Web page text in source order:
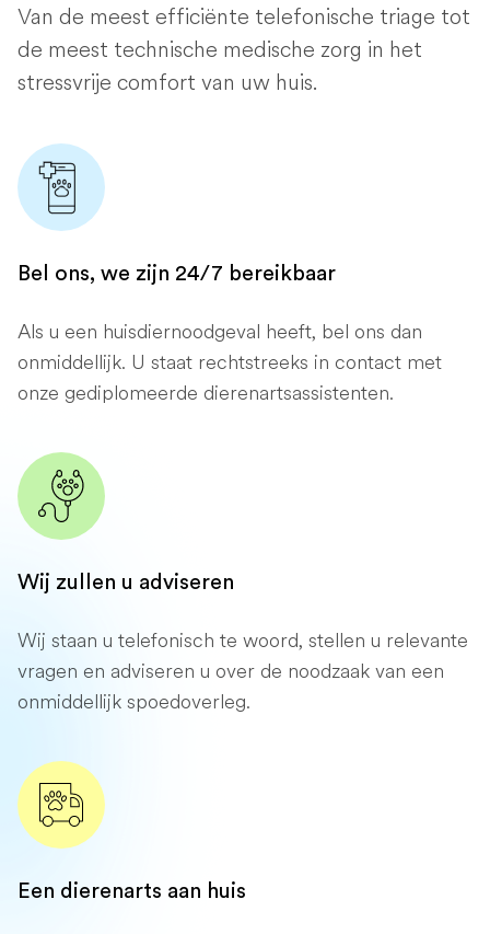
Van de meest efficiënte telefonische triage tot
de meest technische medische zorg in het
stressvrije comfort van uw huis.
Bel ons, we zijn 24/7 bereikbaar
Als u een huisdiernoodgeval heeft, bel ons dan
onmiddellijk. U staat rechtstreeks in contact met
onze gediplomeerde dierenartsassistenten.
Wij zullen u adviseren
Wij staan ​​u telefonisch te woord, stellen u relevante
vragen en adviseren u over de noodzaak van een
onmiddellijk spoedoverleg.
Een dierenarts aan huis